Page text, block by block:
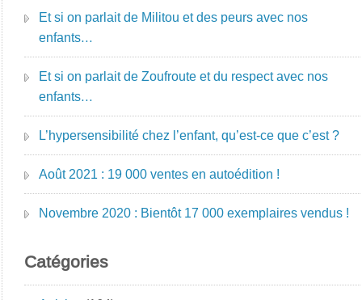
Et si on parlait de Militou et des peurs avec nos
enfants…
Et si on parlait de Zoufroute et du respect avec nos
enfants…
L’hypersensibilité chez l’enfant, qu’est-ce que c’est ?
Août 2021 : 19 000 ventes en autoédition !
Novembre 2020 : Bientôt 17 000 exemplaires vendus !
Catégories